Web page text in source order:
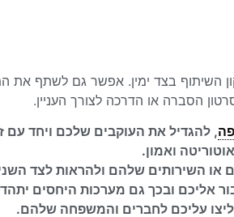
השיתוף בצד ימין. אפשר גם לשתף
הסברה או הדרכה לצורך העניין.
, להגדיל את העוקבים שלכם ויחד עם
ואמון.
או השירותים שלהם ולהראות לצד
אליכם ובכך גם מערכות היחסים
עליכם לחברים והמשפחה שלהם.